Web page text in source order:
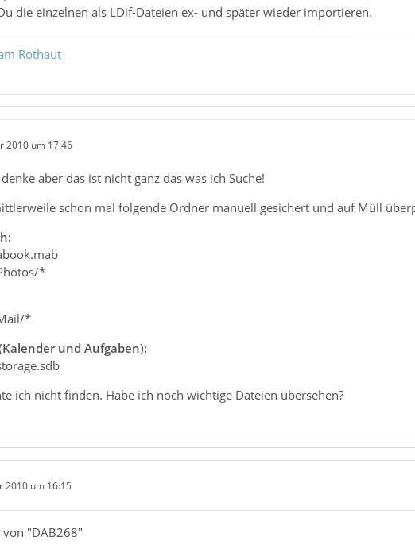
die einzelnen als LDif-Dateien ex- und später wieder importieren.
Rothaut
2010 um 17:46
aber das ist nicht ganz das was ich Suche!
schon mal folgende Ordner manuell gesichert und auf Müll
*
*
und Aufgaben):
ich nicht finden. Habe ich noch wichtige Dateien übersehen?
2010 um 16:15
"DAB268"